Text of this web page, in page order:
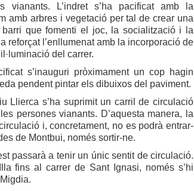
L’indret s’ha pacificat amb la
amb arbres i vegetació per tal de crear una
que fomenti el joc, la socialització i la
reforçat l’enllumenat amb la incorporació de
del carrer.
s’inauguri pròximament un cop hagin
pendent pintar els dibuixos del paviment.
Llierca s’ha suprimit un carril de circulació
persones vianants. D’aquesta manera, la
i, concretament, no es podrà entrar-
de Montbui, només sortir-ne.
passarà a tenir un únic sentit de circulació.
fins al carrer de Sant Ignasi, només s’hi